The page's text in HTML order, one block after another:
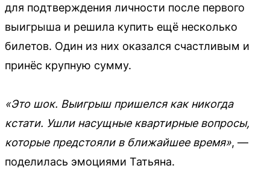
для подтверждения личности после первого
выигрыша и решила купить ещё несколько
билетов. Один из них оказался счастливым и
принёс крупную сумму.
«Это шок. Выигрыш пришелся как никогда
кстати. Ушли насущные квартирные вопросы,
которые предстояли в ближайшее время», —
поделилась эмоциями Татьяна.